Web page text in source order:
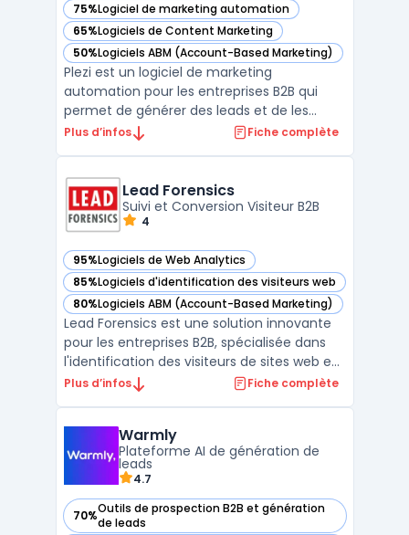
75%Logiciel de marketing automation
— voir Plezi dans cette catégorie
65%Logiciels de Content Marketing
— voir Plezi dans cette catégorie
50%Logiciels ABM (Account-Based Marketing)
— voir Plezi dans cette catégorie
Plezi est un logiciel de marketing
automation pour les entreprises B2B qui
permet de générer des leads et de les
suivre tout au long du cycle de vie du client.
les plus engagés et les mieux qualifiés,
permettant ai ...
Plus d’infos Fiche complète
Lead Forensics
Suivi et Conversion Visiteur B2B
4
95%Logiciels de Web Analytics
— voir Lead Forensics dans cette catégorie
85%Logiciels d'identification des visiteurs web
— voir Lead Forensics dans cette catégorie
80%Logiciels ABM (Account-Based Marketing)
— voir Lead Forensics dans cette catégorie
Lead Forensics est une solution innovante
pour les entreprises B2B, spécialisée dans
l'identification des visiteurs de sites web en
temps réel. Ce logiciel offre une vue
opportunités commerciales concrètes.
Avec une inté ...
Plus d’infos Fiche complète
Warmly
Plateforme AI de génération de
leads
4.7
70%Outils de prospection B2B et génération
de leads
— voir Warmly dans cette catégorie